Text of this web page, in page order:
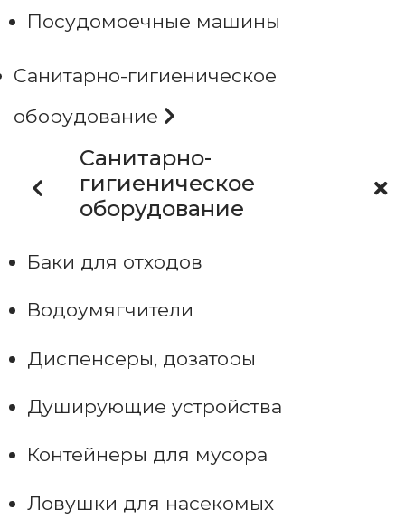
Посудомоечные машины
Санитарно-гигиеническое
оборудование
Санитарно-
гигиеническое
оборудование
Баки для отходов
Водоумягчители
Диспенсеры, дозаторы
Душирующие устройства
Контейнеры для мусора
Ловушки для насекомых